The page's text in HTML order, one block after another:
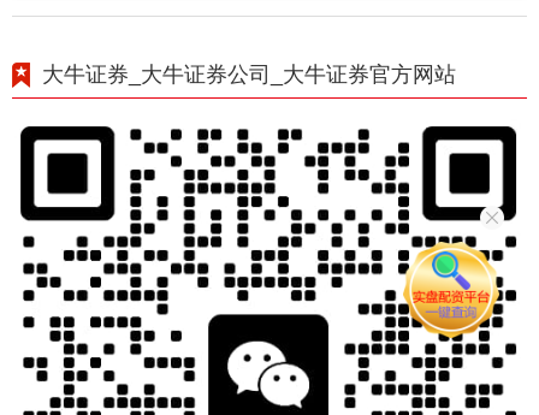
大牛证券_大牛证券公司_大牛证券官方网站